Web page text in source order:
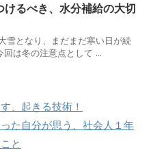
けるべき、水分補給の大切
雪となり、まだまだ寒い日が続
回は冬の注意点として ...
、起きる技術！
た自分が思う、社会人１年
と